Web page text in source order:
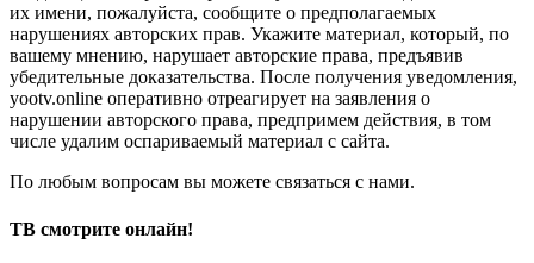
их имени, пожалуйста, сообщите о предполагаемых
нарушениях авторских прав. Укажите материал, который, по
вашему мнению, нарушает авторские права, предъявив
убедительные доказательства. После получения уведомления,
yootv.online оперативно отреагирует на заявления о
нарушении авторского права, предпримем действия, в том
числе удалим оспариваемый материал с сайта.
По любым вопросам вы можете связаться с нами.
ТВ смотрите онлайн!